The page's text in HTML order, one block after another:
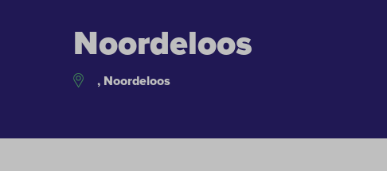
Noordeloos
, Noordeloos